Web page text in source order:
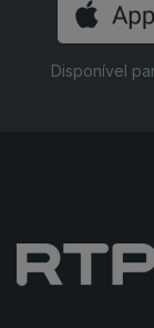
Disponível